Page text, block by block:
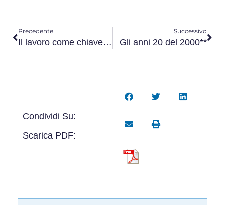
Precedente
Il lavoro come chiave della cittadinanza (**)
Successivo
Gli anni 20 del 2000**
Condividi Su:
Scarica PDF: